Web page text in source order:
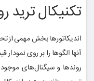
تکنیکال ترید
اندیکاتورها بخش مهمی از
آنها الگوها را بر روی
روندها و سیگنال‌های موجود